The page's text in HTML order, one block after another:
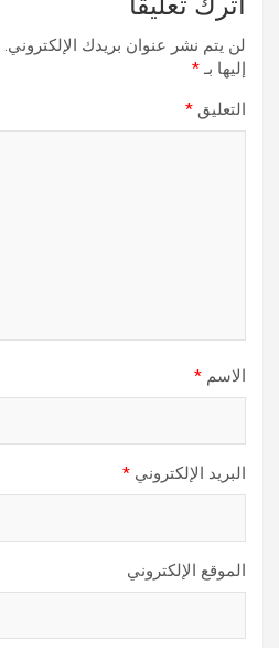
لن يتم نشر عنوان بريدك الإلكتروني.
إليها بـ*
التعليق *
الاسم *
البريد الإلكتروني *
الموقع الإلكتروني